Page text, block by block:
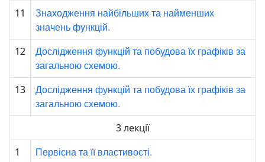
11
Знаходження найбільших та найменших
значень функцій.
12
Дослідження функцій та побудова їх графіків за
загальною схемою.
13
Дослідження функцій та побудова їх графіків за
загальною схемою.
3 лекції
1
Первісна та її властивості.